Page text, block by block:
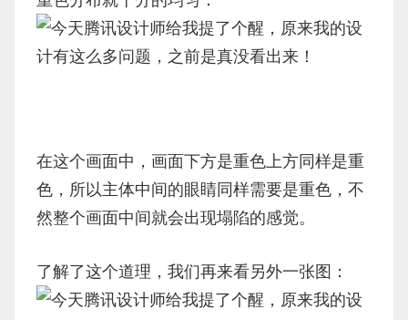
在这个画面中，画面下方是重色上方同样是重
色，所以主体中间的眼睛同样需要是重色，不
然整个画面中间就会出现塌陷的感觉。
了解了这个道理，我们再来看另外一张图：